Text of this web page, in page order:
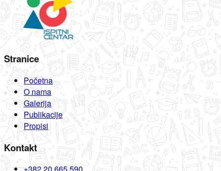
Stranice
Početna
O nama
Galerija
Publikacije
Propisi
Kontakt